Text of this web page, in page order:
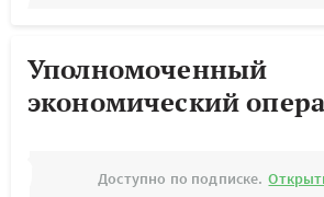
Уполномоченный
экономический
Доступно по подписке.